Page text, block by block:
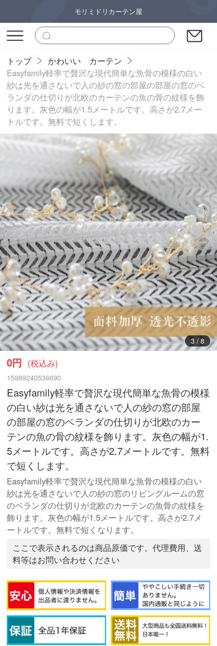
モリミドリカーテン屋
トップ
かわいい カーテン
Easyfamily軽率で贅沢な現代簡単な魚骨の模様の白い
紗は光を通さないで人の紗の窓の部屋の部屋の窓のベ
ランダの仕切りが北欧のカーテンの魚の骨の紋様を飾
ります。灰色の幅が1.5メートルです。高さが2.7メー
トルです。無料で短くします。
3/ 8
0円 (税込み)
15989240536690
Easyfamily軽率で贅沢な現代簡単な魚骨の模様
の白い紗は光を通さないで人の紗の窓の部屋
の部屋の窓のベランダの仕切りが北欧のカー
テンの魚の骨の紋様を飾ります。灰色の幅が1.
5メートルです。高さが2.7メートルです。無料
で短くします。
Easyfamily軽率で贅沢な現代簡単な魚骨の模様の白い
紗は光を通さないで人の紗の窓のリビングルームの窓
のベランダの仕切りが北欧のカーテンの魚骨の紋様を
飾ります。灰色の幅が1.5メートルです。高さが2.7メ
ートルです。無料で短くなります。
ここで表示されるのは商品原価です。代理費用、送
料等はお問い合わせください